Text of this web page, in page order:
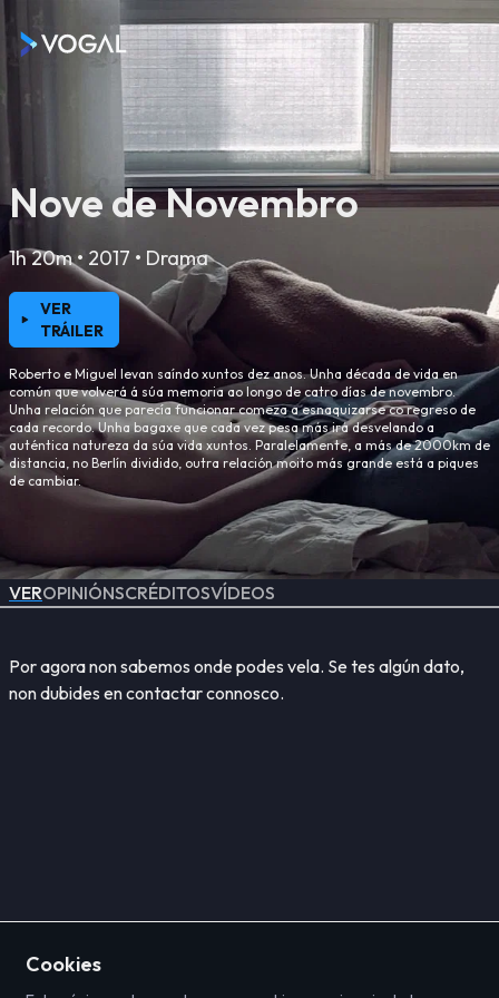
Nove de Novembro
1h 20m • 2017 • Drama
VER
TRÁILER
Roberto e Miguel levan saíndo xuntos dez anos. Unha década de vida en
común que volverá á súa memoria ao longo de catro días de novembro.
Unha relación que parecía funcionar comeza a esnaquizarse co regreso de
cada recordo. Unha bagaxe que cada vez pesa más irá desvelando a
auténtica natureza da súa vida xuntos. Paralelamente, a más de 2000km de
distancia, no Berlín dividido, outra relación moito más grande está a piques
de cambiar.
VEROPINIÓNSCRÉDITOSVÍDEOS
Por agora non sabemos onde podes vela. Se tes algún dato,
non dubides en contactar connosco.
Cookies